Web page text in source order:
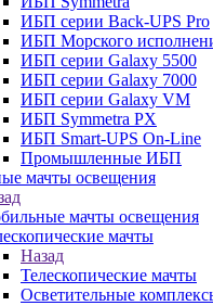
ИБП серии Back-UPS Pro
ИБП Морского
ИБП серии Galaxy 5500
ИБП серии Galaxy 7000
ИБП серии Galaxy VM
ИБП Symmetra PX
ИБП Smart-UPS On-Line
Промышленные ИБП
мачты освещения
мачты освещения
мачты
Назад
Телескопические мачты
Осветительные